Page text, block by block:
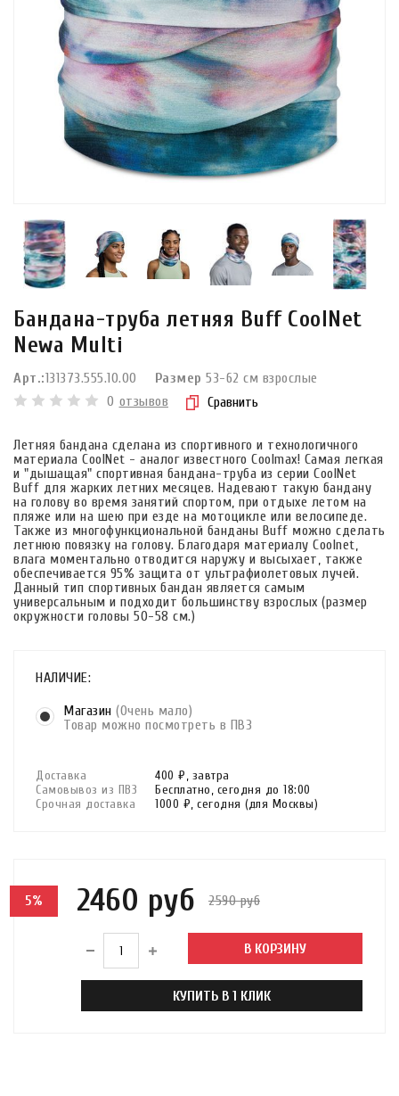
Бандана-труба летняя Buff CoolNet
Newa Multi
Арт.:131373.555.10.00 Размер 53-62 см взрослые
0 отзывов Сравнить
Летняя бандана сделана из спортивного и технологичного
материала CoolNet - аналог известного Coolmax! Самая легкая
и "дышащая" спортивная бандана-труба из серии CoolNet
Buff для жарких летних месяцев. Надевают такую бандану
на голову во время занятий спортом, при отдыхе летом на
пляже или на шею при езде на мотоцикле или велосипеде.
Также из многофункциональной банданы Buff можно сделать
летнюю повязку на голову. Благодаря материалу Coolnet,
влага моментально отводится наружу и высыхает, также
обеспечивается 95% защита от ультрафиолетовых лучей.
Данный тип спортивных бандан является самым
универсальным и подходит большинству взрослых (размер
окружности головы 50-58 см.)
НАЛИЧИЕ:
Магазин (Очень мало)
Товар можно посмотреть в ПВЗ
Доставка 400 ₽, завтра
Самовывоз из ПВЗ
Бесплатно, сегодня до 18:00
Срочная доставка
1000 ₽, сегодня (для Москвы)
5% 2460 руб 2590 руб
В КОРЗИНУ
КУПИТЬ В 1 КЛИК